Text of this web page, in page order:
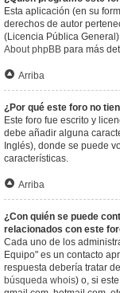
Esta aplicación (en su
derechos de autor
(Licencia Pública
About phpBB para más
Arriba
¿Por qué este foro no
Este foro fue escrito y
debe añadir alguna
Inglés), donde se puede
características.
Arriba
¿Con quién se puede
relacionados con este
Cada uno de los
Equipo" es un contacto
respuesta debería tratar
búsqueda whois) o, si